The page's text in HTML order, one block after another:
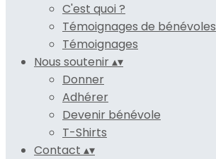
C'est quoi ?
Témoignages de bénévoles
Témoignages
Nous soutenir▴▾
Donner
Adhérer
Devenir bénévole
T-Shirts
Contact ▴▾